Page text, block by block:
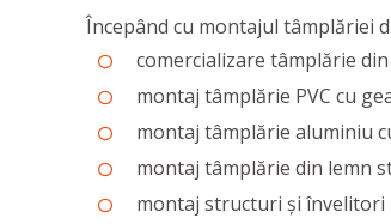
Începând cu montajul tâmplăriei
comercializare tâmplărie
montaj tâmplărie PVC cu
montaj tâmplărie aluminiu
montaj tâmplărie din lemn
montaj structuri și învelitori